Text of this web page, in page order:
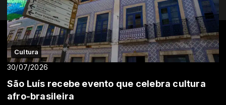
Cultura
30/07/2026
São Luís recebe evento que celebra cultura
afro-brasileira